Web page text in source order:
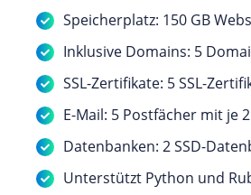
Speicherplatz: 150 GB
Inklusive Domains: 5
SSL-Zertifikate: 5 SSL-
E-Mail: 5 Postfächer mit je
Datenbanken: 2 SSD-
Unterstützt Python und